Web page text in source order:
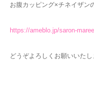
お腹カッピング×チネイザン
https://ameblo.jp/saron-
どうぞよろしくお願いいたし